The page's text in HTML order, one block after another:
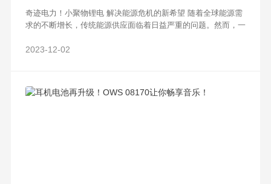
奇迹电力！小聚物锂电 解决能源危机的新希望 随着全球能源需
求的不断增长，传统能源供应面临着日益严重的问题。然而，一
能源危机的新希望。这一新兴的能
2023-12-02